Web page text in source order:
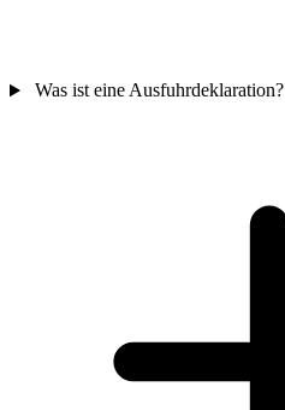
Was ist eine Ausfuhrdeklaration?